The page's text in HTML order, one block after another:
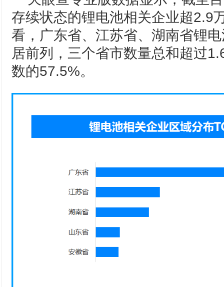
存续状态的锂电池相关企业超2.9
看，广东省、江苏省、湖南省锂
居前列，三个省市数量总和超过
数的57.5%。